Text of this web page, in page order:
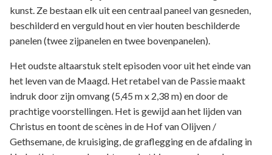
kunst. Ze bestaan elk uit een centraal paneel van gesneden,
beschilderd en verguld hout en vier houten beschilderde
panelen (twee zijpanelen en twee bovenpanelen).
Het oudste altaarstuk stelt episoden voor uit het einde van
het leven van de Maagd. Het retabel van de Passie maakt
indruk door zijn omvang (5,45 m x 2,38 m) en door de
prachtige voorstellingen. Het is gewijd aan het lijden van
Christus en toont de scènes in de Hof van Olijven /
Gethsemane, de kruisiging, de graflegging en de afdaling in